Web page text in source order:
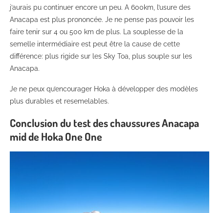
j’aurais pu continuer encore un peu. A 600km, l’usure des
Anacapa est plus prononcée. Je ne pense pas pouvoir les
faire tenir sur 4 ou 500 km de plus. La souplesse de la
semelle intermédiaire est peut être la cause de cette
différence: plus rigide sur les Sky Toa, plus souple sur les
Anacapa.
Je ne peux qu’encourager Hoka à développer des modèles
plus durables et resemelables.
Conclusion du test des chaussures Anacapa
mid de Hoka One One